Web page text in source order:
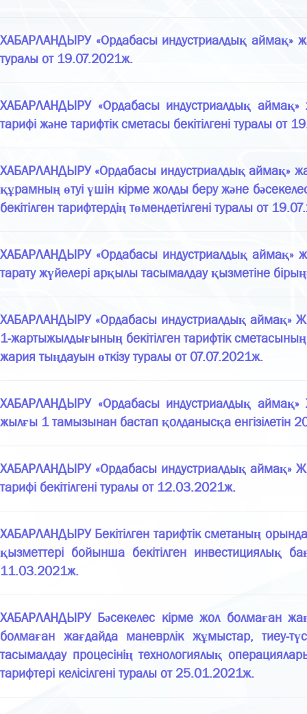
ХАБАРЛАНДЫРУ «Ордабасы индустриалдық аймақ»
туралы от 19.07.2021ж.
ХАБАРЛАНДЫРУ «Ордабасы индустриалдық аймақ»
тарифі және тарифтік сметасы бекітілгені туралы от
ХАБАРЛАНДЫРУ «Ордабасы индустриалдық аймақ»
құрамның өтуі үшін кірме жолды беру және
бекітілген тарифтердің төмендетілгені туралы от
ХАБАРЛАНДЫРУ «Ордабасы индустриалдық аймақ»
тарату жүйелері арқылы тасымалдау қызметіне
ХАБАРЛАНДЫРУ «Ордабасы индустриалдық аймақ»
1-жартыжылдығының бекітілген тарифтік
жария тыңдауын өткізу туралы от 07.07.2021ж.
ХАБАРЛАНДЫРУ «Ордабасы индустриалдық
жылғы 1 тамызынан бастап қолданысқа енгізілетін
ХАБАРЛАНДЫРУ «Ордабасы индустриалдық аймақ»
тарифі бекітілгені туралы от 12.03.2021ж.
ХАБАРЛАНДЫРУ Бекітілген тарифтік сметаның
қызметтері бойынша бекітілген инвестициялық
11.03.2021ж.
ХАБАРЛАНДЫРУ Бәсекелес кірме жол болмаған
болмаған жағдайда маневрлік жұмыстар, тиеу-
тасымалдау процесінің технологиялық
тарифтері келісілгені туралы от 25.01.2021ж.